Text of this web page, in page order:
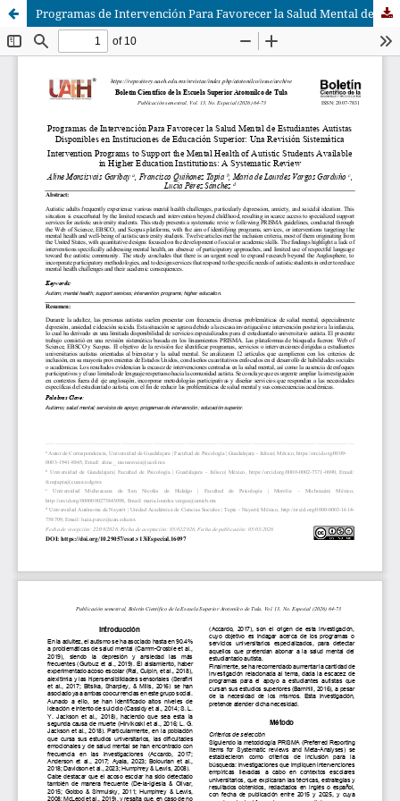
Programas de Intervención Para Favorecer la Salud Mental de Estudiantes Autistas Disponibles en Instituciones de Educación Superior: Una Revisión Sistemática